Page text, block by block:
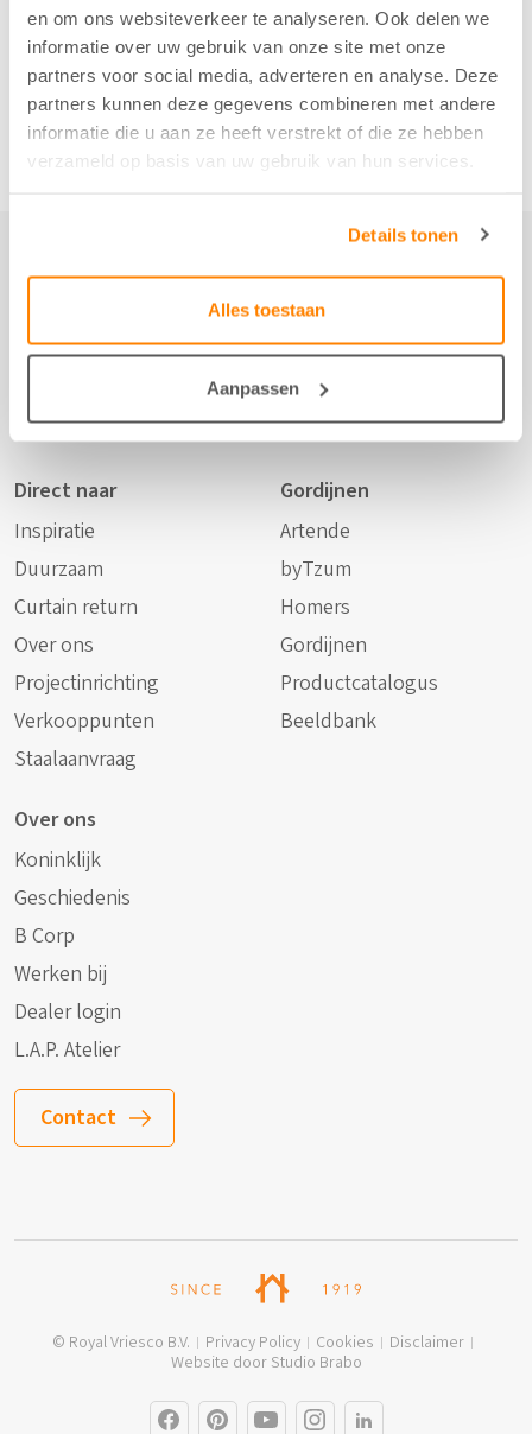
en om ons websiteverkeer te analyseren. Ook delen we
informatie over uw gebruik van onze site met onze
partners voor social media, adverteren en analyse. Deze
partners kunnen deze gegevens combineren met andere
informatie die u aan ze heeft verstrekt of die ze hebben
verzameld op basis van uw gebruik van hun services.
Details tonen
Alles toestaan
Aanpassen
any
Direct naar
Inspiratie
Duurzaam
Curtain return
Over ons
Projectinrichting
Verkooppunten
Staalaanvraag
Gordijnen
Artende
byTzum
Homers
Gordijnen
Productcatalogus
Beeldbank
Over ons
Koninklijk
Geschiedenis
B Corp
Werken bij
Dealer login
L.A.P. Atelier
Contact
© Royal Vriesco B.V. Privacy Policy Cookies
Disclaimer
Website door Studio Brabo